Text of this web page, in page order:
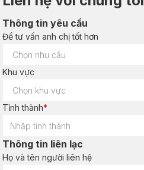
Thông tin yêu cầu
Để tư vấn anh chị tốt hơn
Khu vực
Tỉnh thành*
Thông tin liên lạc
Họ và tên người liên hệ